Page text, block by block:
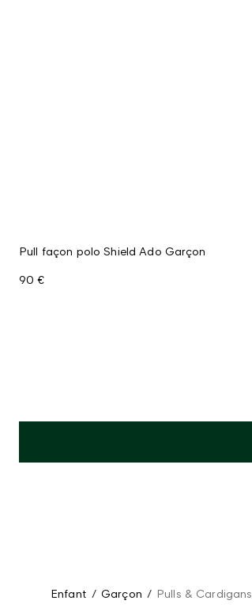
Pull façon polo Shield Ado Garçon
90 €
Enfant / Garçon / Pulls & Cardigans